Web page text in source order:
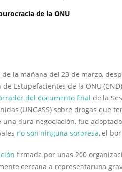
de la ONU
de la mañana del 23 de marzo,
de Estupefacientes de la ONU
del documento final de la
(UNGASS) sobre drogas que
dura negociación, fue adoptado
no son ninguna sorpresa, el
firmada por unas 200
cercana a representaruna